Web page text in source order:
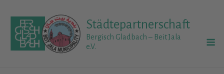
content
Städtepartnerschaft
Bergisch Gladbach – Beit Jala
e.V.